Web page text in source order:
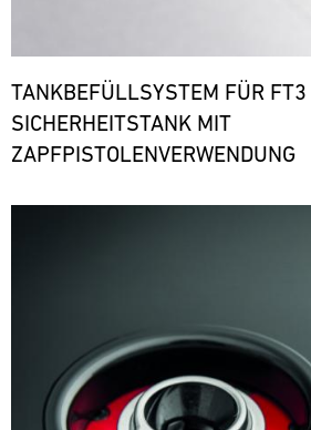
TANKBEFÜLLSYSTEM FÜR FT3
SICHERHEITSTANK MIT
ZAPFPISTOLENVERWENDUNG